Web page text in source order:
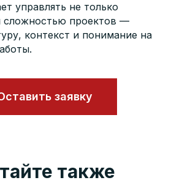
управлять не только
сложностью проектов —
контекст и понимание на
заявку
также